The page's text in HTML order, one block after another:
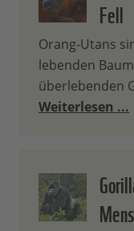
Fell
Orang-Utans
lebenden
überlebenden
Weiterlesen ...